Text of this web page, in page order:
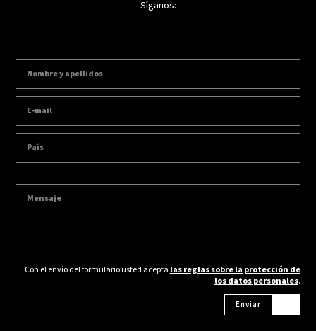
Síganos:
Con el envío del formulario usted acepta las reglas sobre la protección de
los datos personales.
Enviar